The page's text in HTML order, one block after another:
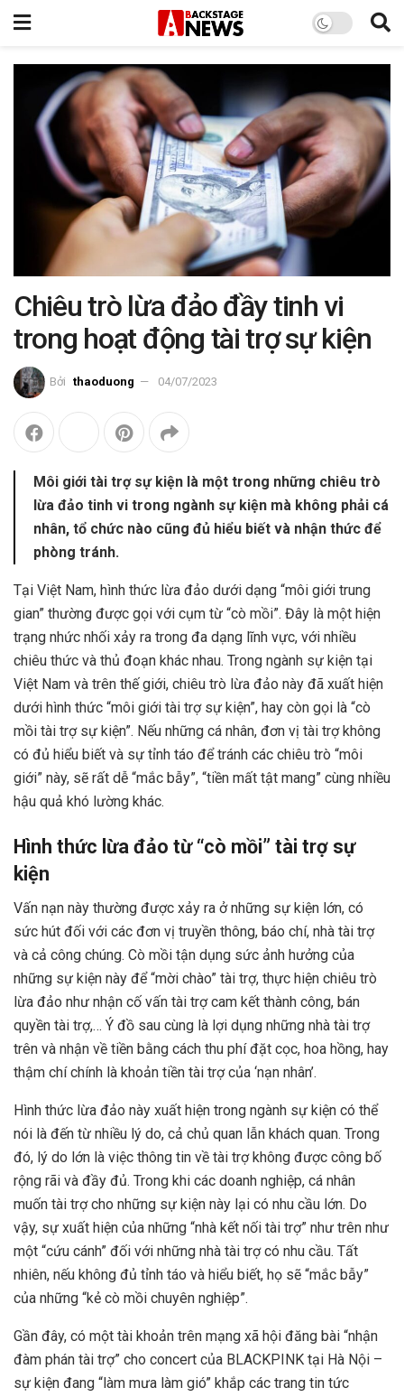
Chiêu trò lừa đảo đầy tinh vi
trong hoạt động tài trợ sự kiện
Bởi thaoduong 04/07/2023
Môi giới tài trợ sự kiện là một trong những chiêu trò
lừa đảo tinh vi trong ngành sự kiện mà không phải cá
nhân, tổ chức nào cũng đủ hiểu biết và nhận thức để
phòng tránh.
Tại Việt Nam, hình thức lừa đảo dưới dạng “môi giới trung
gian” thường được gọi với cụm từ “cò mồi”. Đây là một hiện
trạng nhức nhối xảy ra trong đa dạng lĩnh vực, với nhiều
chiêu thức và thủ đoạn khác nhau. Trong ngành sự kiện tại
Việt Nam và trên thế giới, chiêu trò lừa đảo này đã xuất hiện
dưới hình thức “môi giới tài trợ sự kiện”, hay còn gọi là “cò
mồi tài trợ sự kiện”. Nếu những cá nhân, đơn vị tài trợ không
có đủ hiểu biết và sự tỉnh táo để tránh các chiêu trò “môi
giới” này, sẽ rất dễ “mắc bẫy”, “tiền mất tật mang” cùng nhiều
hậu quả khó lường khác.
Hình thức lừa đảo từ “cò mồi” tài trợ sự
kiện
Vấn nạn này thường được xảy ra ở những sự kiện lớn, có
sức hút đối với các đơn vị truyền thông, báo chí, nhà tài trợ
và cả công chúng. Cò mồi tận dụng sức ảnh hưởng của
những sự kiện này để “mời chào” tài trợ, thực hiện chiêu trò
lừa đảo như nhận cố vấn tài trợ cam kết thành công, bán
quyền tài trợ,… Ý đồ sau cùng là lợi dụng những nhà tài trợ
trên và nhận về tiền bằng cách thu phí đặt cọc, hoa hồng, hay
thậm chí chính là khoản tiền tài trợ của ‘nạn nhân’.
Hình thức lừa đảo này xuất hiện trong ngành sự kiện có thể
nói là đến từ nhiều lý do, cả chủ quan lẫn khách quan. Trong
đó, lý do lớn là việc thông tin về tài trợ không được công bố
rộng rãi và đầy đủ. Trong khi các doanh nghiệp, cá nhân
muốn tài trợ cho những sự kiện này lại có nhu cầu lớn. Do
vậy, sự xuất hiện của những “nhà kết nối tài trợ” như trên như
một “cứu cánh” đối với những nhà tài trợ có nhu cầu. Tất
nhiên, nếu không đủ tỉnh táo và hiểu biết, họ sẽ “mắc bẫy”
của những “kẻ cò mồi chuyên nghiệp”.
Gần đây, có một tài khoản trên mạng xã hội đăng bài “nhận
đàm phán tài trợ” cho concert của BLACKPINK tại Hà Nội –
sự kiện đang “làm mưa làm gió” khắp các trang tin tức